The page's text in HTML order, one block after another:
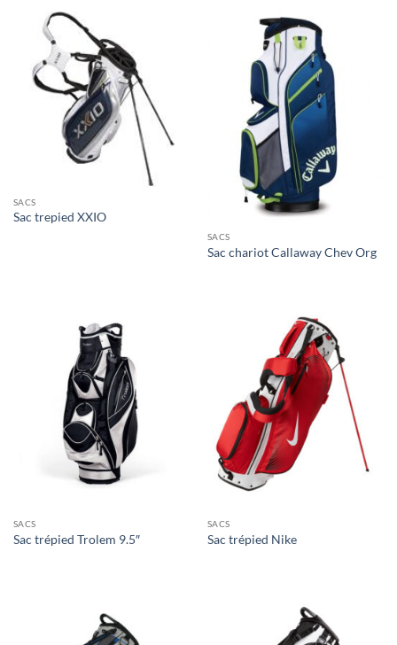
SACS
Sac trepied XXIO
SACS
Sac chariot Callaway Chev Org
SACS
Sac trépied Trolem 9.5″
SACS
Sac trépied Nike